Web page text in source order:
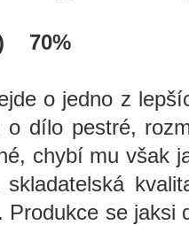
70%
o jedno z
o dílo pestré,
chybí mu však
Produkce se jaksi